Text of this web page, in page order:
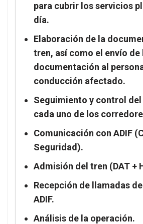
para cubrir los servicios
día.
Elaboración de la
tren, así como el envío de
documentación al
conducción afectado.
Seguimiento y control
cada uno de los
Comunicación con ADIF
Seguridad).
Admisión del tren (DAT +
Recepción de llamadas
ADIF.
Análisis de la operación.